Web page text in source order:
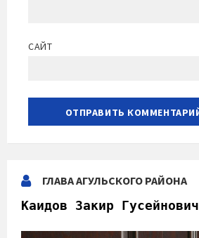
САЙТ
ГЛАВА АГУЛЬСКОГО РАЙОНА
Каидов Закир Гусейнович